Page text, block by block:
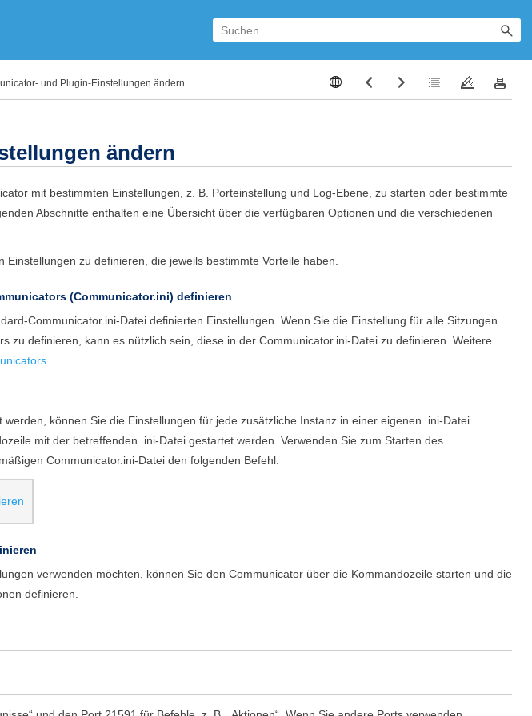
und Plugin-Einstellungen ändern
ändern
mit bestimmten Einstellungen, z. B. Porteinstellung und Log-Ebene, zu starten oder bestimmte
Abschnitte enthalten eine Übersicht über die verfügbaren Optionen und die verschiedenen
zu definieren, die jeweils bestimmte Vorteile haben.
s (Communicator.ini) definieren
Communicator.ini-Datei definierten Einstellungen. Wenn Sie die Einstellung für alle Sitzungen
s zu definieren, kann es nützlich sein, diese in der Communicator.ini-Datei zu definieren. Weitere
.
werden, können Sie die Einstellungen für jede zusätzliche Instanz in einer eigenen .ini-Datei
mit der betreffenden .ini-Datei gestartet werden. Verwenden Sie zum Starten des
Communicator.ini-Datei den folgenden Befehl.
verwenden möchten, können Sie den Communicatorüber die Kommandozeile starten und die
definieren.